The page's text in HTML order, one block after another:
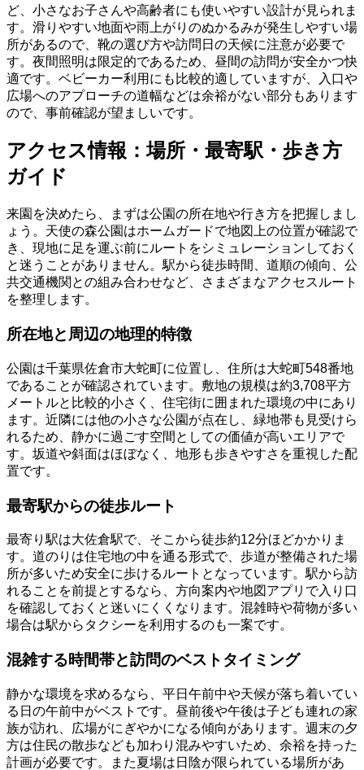
ど、小さなお子さんや高齢者にも使いやすい設計が見られま
す。滑りやすい地面や雨上がりのぬかるみが発生しやすい場
所があるので、靴の選び方や訪問日の天候に注意が必要で
す。夜間照明は限定的であるため、昼間の訪問が安全かつ快
適です。ベビーカー利用にも比較的適していますが、入口や
広場へのアプローチの道幅などは余裕がない部分もあります
ので、事前確認が望ましいです。
アクセス情報：場所・最寄駅・歩き方
ガイド
来園を決めたら、まずは公園の所在地や行き方を把握しまし
ょう。天使の森公園はホームガードで地図上の位置が確認で
き、現地に足を運ぶ前にルートをシミュレーションしておく
と迷うことがありません。駅から徒歩時間、道順の傾向、公
共交通機関との組み合わせなど、さまざまなアクセスルート
を整理します。
所在地と周辺の地理的特徴
公園は千葉県佐倉市大蛇町に位置し、住所は大蛇町548番地
であることが確認されています。敷地の規模は約3,708平方
メートルと比較的小さく、住宅街に囲まれた環境の中にあり
ます。近隣には他の小さな公園が点在し、緑地帯も見受けら
れるため、静かに過ごす空間としての価値が高いエリアで
す。坂道や斜面はほぼなく、地形も歩きやすさを重視した配
置です。
最寄駅からの徒歩ルート
最寄り駅は大佐倉駅で、そこから徒歩約12分ほどかかりま
す。道のりは住宅地の中を通る形式で、歩道が整備された場
所が多いため安全に歩けるルートとなっています。駅から訪
れることを前提とするなら、方向案内や地図アプリで入り口
を確認しておくと迷いにくくなります。混雑時や荷物が多い
場合は駅からタクシーを利用するのも一案です。
混雑する時間帯と訪問のベストタイミング
静かな環境を求めるなら、平日午前中や天候が落ち着いてい
る日の午前中がベストです。昼前後や午後は子ども連れの家
族が訪れ、広場がにぎやかになる傾向があります。週末の夕
方は住民の散歩なども加わり混みやすいため、余裕を持った
計画が必要です。また夏場は日陰が限られている場所があ